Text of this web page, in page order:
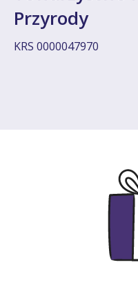
Przyrody
KRS 0000047970